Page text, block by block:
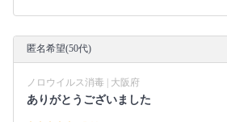
匿名希望(50代)
ノロウイルス消毒 | 大阪府
ありがとうございました